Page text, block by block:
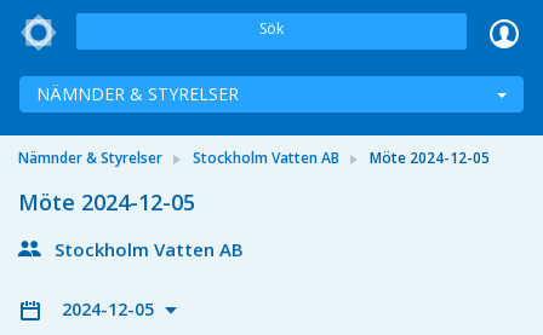
Sök
NÄMNDER & STYRELSER
Nämnder & Styrelser Stockholm Vatten AB Möte 2024-12-05
Möte 2024-12-05
Stockholm Vatten AB
2024-12-05